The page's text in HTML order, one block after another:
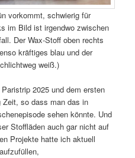
vorkommt, schwierig für
im Bild ist irgendwo zwischen
Der Wax-Stoff oben rechts
kräftiges blau und der
weiß.)
2025 und dem ersten
Zeit, so dass man das in
sehen könnte. Und
Stoffläden auch gar nicht auf
Projekte hatte ich aktuell